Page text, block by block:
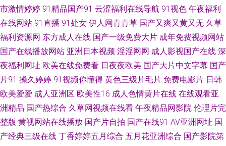
抠逼视频 天堂AV电影网 91青娱乐超碰 福利导航大香蕉 欧美人妖黄网 午夜深
夜福利 99这有精品 国产探花传媒 欧美性爱18 亚洲酒店a片 AV黄色天堂网站
国产一二三 欧美伦理片 亚洲天堂狼友网 肏屄视频在线看 精品欧美网站 日本
热情综合网址 自慰喷涌一线天 超碰V91在线 久草视频一区 日韩免费观看视
频 91情侣操逼 国产传媒A片大全 四虎福利导航 91在线视频福利 国产精品免
市激情婷婷 91精品国产91 云涩福利在线导航 91视色 午夜福利
在线网站 91直播 91处女 伊人网青青草 国产又爽又黄又无 久草
福利资源网 东方成人在线 国产一级免费大片 成年免费视频网站
国产在线播放网站 亚洲日本视频 淫淫网网 成人影视国产在线 深
夜福利网址 欧美在线免费看 日夜夜欧美 国产大片中文字幕 国产
片91 操久婷婷 91视频你懂得 黄色三级片毛片 免费电影片 日韩
欧美爱爱 成人亚洲区 欧美性16 成人色情黄片在线 在线观看亚
洲精品 国产热综合 久草网视频在线看 午夜精品网影院 伦理片完
整版 黄视网站在线播放 国产片自拍 国产在线91 AV亚洲网址 国
产经典三级在线 丁香婷婷五月综合 五月花亚洲综合 国产影院第